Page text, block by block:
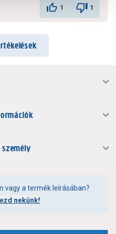
1 1
vagy a termék leírásában?
nekünk!